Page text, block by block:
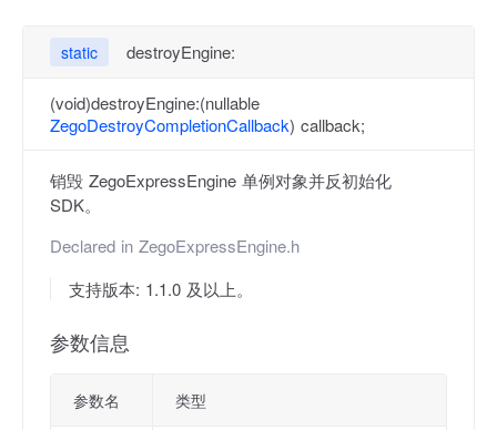
static destroyEngine:
(void)destroyEngine:(nullable
ZegoDestroyCompletionCallback) callback;
销毁 ZegoExpressEngine 单例对象并反初始化
SDK。
Declared in ZegoExpressEngine.h
支持版本: 1.1.0 及以上。
参数信息
参数名 类型